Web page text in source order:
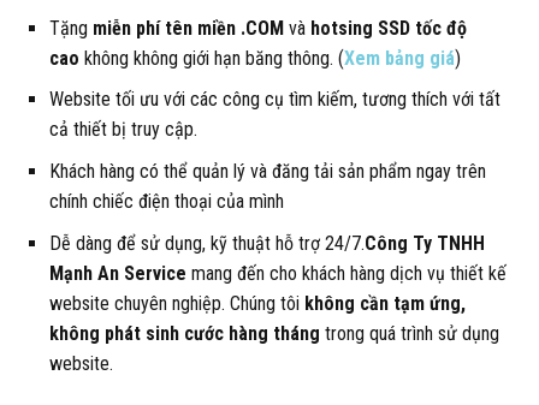
Tặng miễn phí tên miền .COMvà hotsing SSD tốc độ
cao không không giới hạn băng thông. (Xem bảng giá)
Website tối ưu với các công cụ tìm kiếm, tương thích với tất
cả thiết bị truy cập.
Khách hàng có thể quản lý và đăng tải sản phẩm ngay trên
chính chiếc điện thoại của mình
Dễ dàng để sử dụng, kỹ thuật hỗ trợ 24/7.Công Ty TNHH
Mạnh An Service mang đến cho khách hàng dịch vụ thiết kế
website chuyên nghiệp. Chúng tôi không cần tạm ứng,
không phát sinh cước hàng tháng trong quá trình sử dụng
website.